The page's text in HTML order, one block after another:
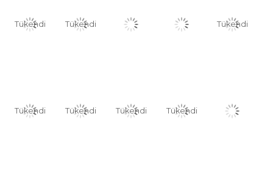
Tükendi Tükendi Tükendi
Tükendi Tükendi Tükendi Tükendi